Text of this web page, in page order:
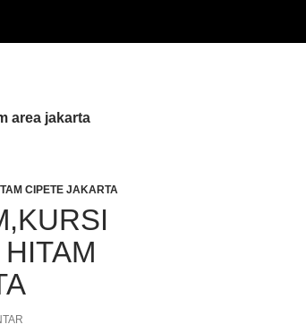
area jakarta
CIPETE JAKARTA